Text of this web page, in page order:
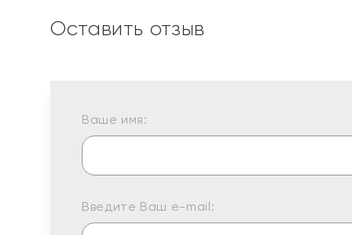
Оставить отзыв
Ваше имя:
Введите Ваш e-mail: